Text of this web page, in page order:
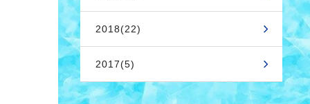
2018(22)
2017(5)